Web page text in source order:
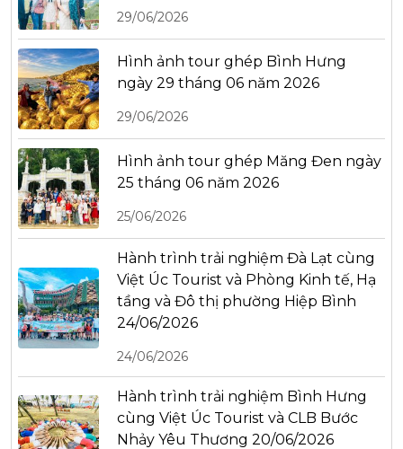
29/06/2026
Hình ảnh tour ghép Bình Hưng
ngày 29 tháng 06 năm 2026
29/06/2026
Hình ảnh tour ghép Măng Đen ngày
25 tháng 06 năm 2026
25/06/2026
Hành trình trải nghiệm Đà Lạt cùng
Việt Úc Tourist và Phòng Kinh tế, Hạ
tầng và Đô thị phường Hiệp Bình
24/06/2026
24/06/2026
Hành trình trải nghiệm Bình Hưng
cùng Việt Úc Tourist và CLB Bước
Nhảy Yêu Thương 20/06/2026